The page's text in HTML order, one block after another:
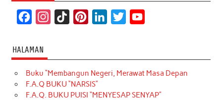
c
e
b
o
t
a
g
T
o
k
t
e
r
k
e
d
t
t
e
T
u
b
HALAMAN
Buku “Membangun Negeri, Merawat Masa Depan
F.A.Q BUKU “NARSIS”
F.A.Q. BUKU PUISI “MENYESAP SENYAP”